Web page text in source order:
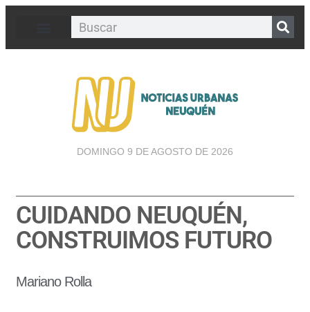
DOMINGO 9 DE AGOSTO DE 2026
CUIDANDO NEUQUÉN,
CONSTRUIMOS FUTURO
Mariano Rolla